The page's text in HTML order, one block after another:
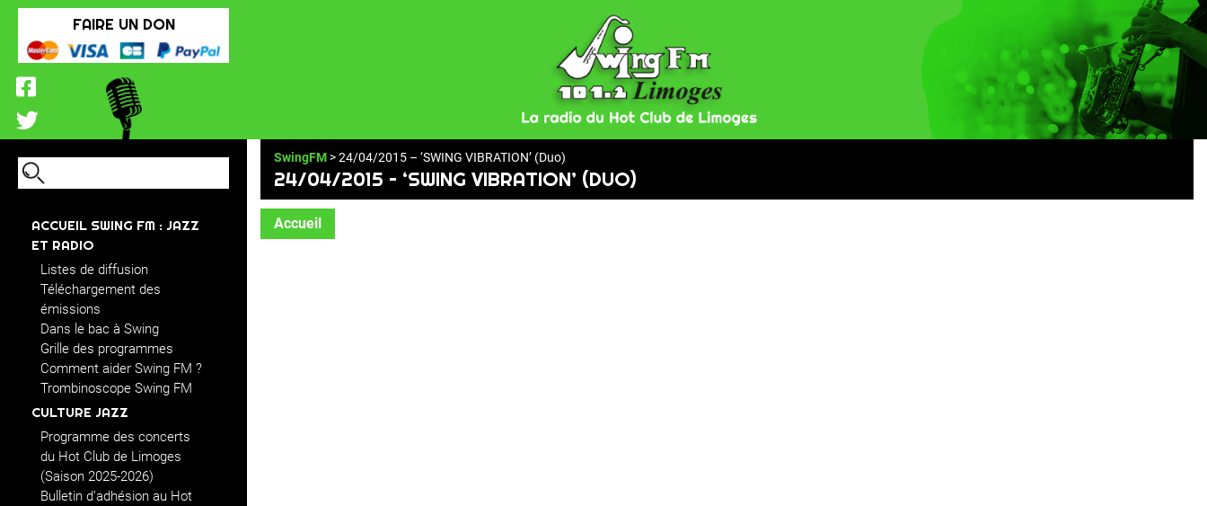
FAIRE UN DON
ACCUEIL SWING FM : JAZZ
ET RADIO
Listes de diffusion
Téléchargement des
émissions
Dans le bac à Swing
Grille des programmes
Comment aider Swing FM ?
Trombinoscope Swing FM
CULTURE JAZZ
Programme des concerts
du Hot Club de Limoges
(Saison 2025-2026)
Bulletin d’adhésion au Hot
SwingFM > 24/04/2015 – ‘SWING VIBRATION’ (Duo)
24/04/2015 – ‘SWING VIBRATION’ (DUO)
Accueil